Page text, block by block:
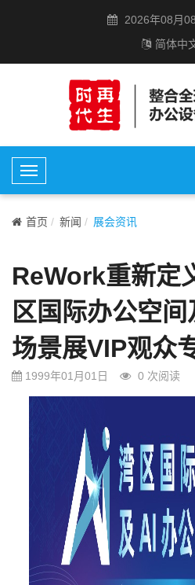
2026年08月
简体中
T
o
g
N
a
v
i
g
a
t
首页 新闻 展会资讯
ReWork重新
区国际办公空
场景展VIP观众
1999年01月01日 0 次阅读